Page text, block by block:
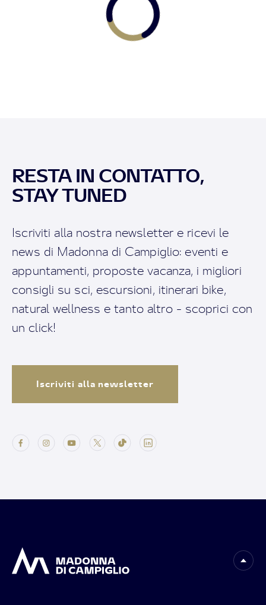
RESTA IN CONTATTO,
STAY TUNED
Iscriviti alla nostra newsletter e ricevi le
news di Madonna di Campiglio: eventi e
appuntamenti, proposte vacanza, i migliori
consigli su sci, escursioni, itinerari bike,
natural wellness e tanto altro - scoprici con
un click!
Iscriviti alla newsletter